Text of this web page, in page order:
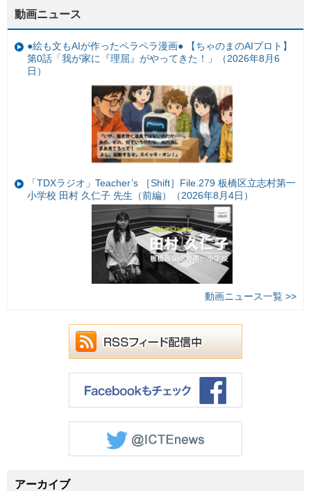
動画ニュース
●絵も文もAIが作ったペラペラ漫画● 【ちゃのまのAIプロト】
第0話「我が家に『理屈』がやってきた！」（2026年8月6
日）
「TDXラジオ」Teacher’s ［Shift］File.279 板橋区立志村第一
小学校 田村 久仁子 先生（前編）（2026年8月4日）
動画ニュース一覧 >>
アーカイブ